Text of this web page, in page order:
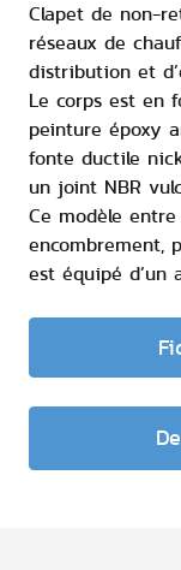
Clapet de non-
réseaux de
distribution et
Le corps est en
peinture époxy
fonte ductile
un joint NBR
Ce modèle
encombrement,
est équipé d’un